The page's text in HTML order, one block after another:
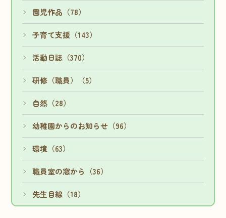
園児作品（78）
子育て支援（143）
活動日誌（370）
研修（職員）（5）
自然（28）
幼稚園からのお知らせ（96）
環境（63）
職員室の窓から（36）
先生目線（18）